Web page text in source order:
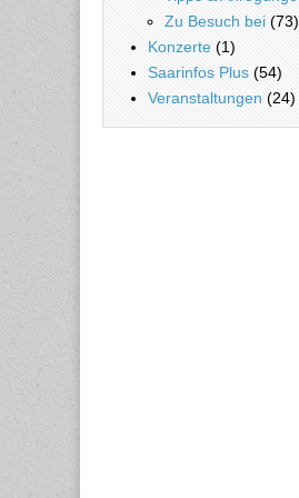
Zu Besuch bei (73)
Konzerte (1)
Saarinfos Plus (54)
Veranstaltungen (24)